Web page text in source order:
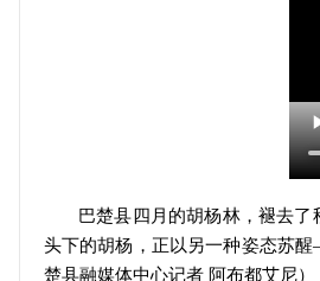
巴楚县四月的胡杨林，褪去
头下的胡杨，正以另一种姿态苏醒
楚县融媒体中心记者 阿布都艾尼）